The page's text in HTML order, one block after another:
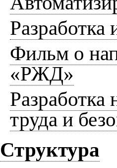
Разработка
Фильм о
«РЖД»
труда и
Структура